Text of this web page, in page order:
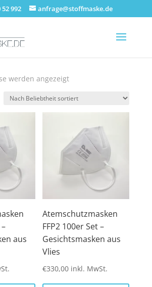
52 992 anfrage@stoffmaske.de
werden angezeigtNach
sortiert
aus
Atemschutzmasken
FFP2 100er Set –
Gesichtsmasken aus
Vlies
€330,00 inkl. MwSt.